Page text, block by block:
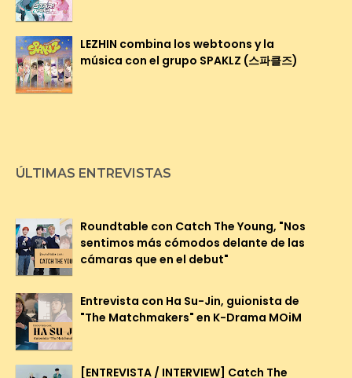
LEZHIN combina los webtoons y la
música con el grupo SPAKLZ (스파클즈)
ÚLTIMAS ENTREVISTAS
Roundtable con Catch The Young, "Nos
sentimos más cómodos delante de las
cámaras que en el debut"
Entrevista con Ha Su-Jin, guionista de
"The Matchmakers" en K-Drama MOiM
[ENTREVISTA / INTERVIEW] Catch The